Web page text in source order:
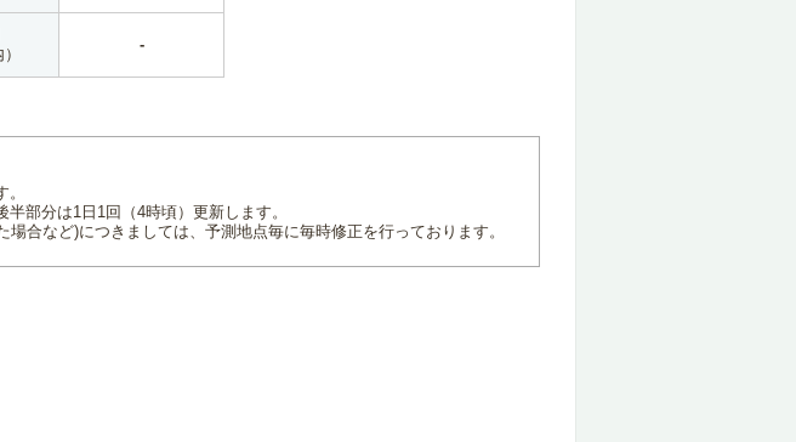
-
部分は1日1回（4時頃）更新します。
合など)につきましては、予測地点毎に毎時修正を行っております。